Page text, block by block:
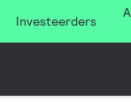
Investeerders